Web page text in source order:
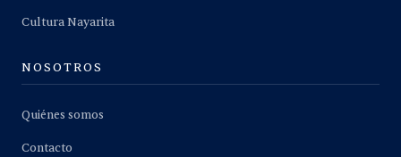
Cultura Nayarita
NOSOTROS
Quiénes somos
Contacto